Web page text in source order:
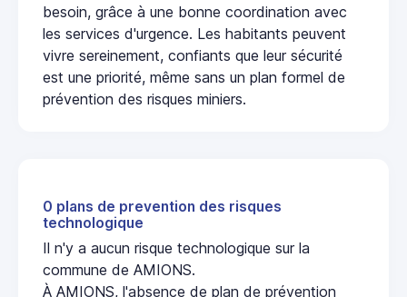
besoin, grâce à une bonne coordination avec
les services d'urgence. Les habitants peuvent
vivre sereinement, confiants que leur sécurité
est une priorité, même sans un plan formel de
prévention des risques miniers.
0 plans de prevention des risques
technologique
Il n'y a aucun risque technologique sur la
commune de AMIONS.
À AMIONS, l'absence de plan de prévention